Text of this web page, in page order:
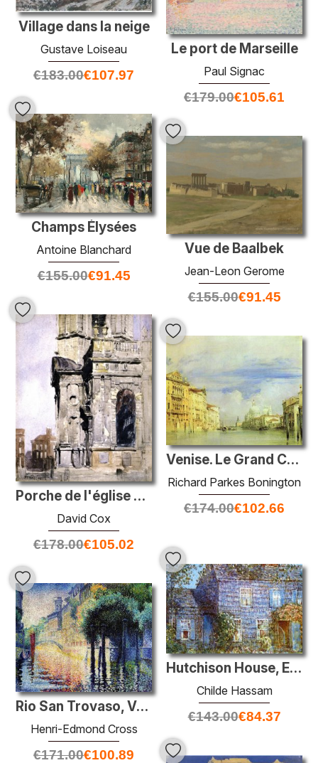
Village dans la neige
Gustave Loiseau
€183.00€107.97
Le port de Marseille
Paul Signac
€179.00€105.61
Champs Élysées
Antoine Blanchard
€155.00€91.45
Vue de Baalbek
Jean-Leon Gerome
€155.00€91.45
Porche de l'église Saint-Philippe, Birmingham
David Cox
€178.00€105.02
Venise. Le Grand Canal.
Richard Parkes Bonington
€174.00€102.66
Hutchison House, Easthampton
Childe Hassam
€143.00€84.37
Rio San Trovaso, Venise
Henri-Edmond Cross
€171.00€100.89